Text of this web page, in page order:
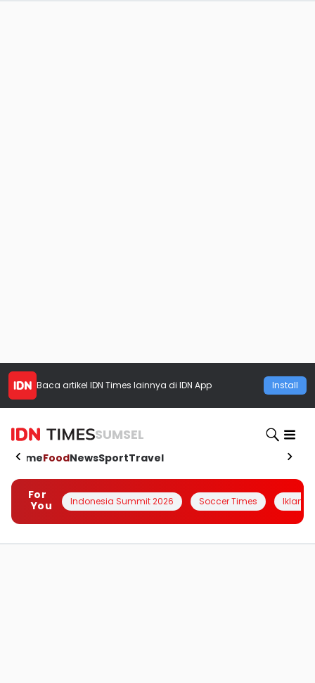
Baca artikel IDN Times lainnya di IDN App Install
SUMSEL
HomeFoodNewsSportTravel
For
You
Indonesia Summit 2026 Soccer Times Iklanin